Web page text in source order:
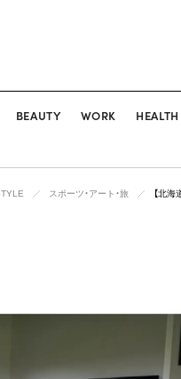
BEAUTY WORK HEALTH
スポーツ・アート・旅 【北